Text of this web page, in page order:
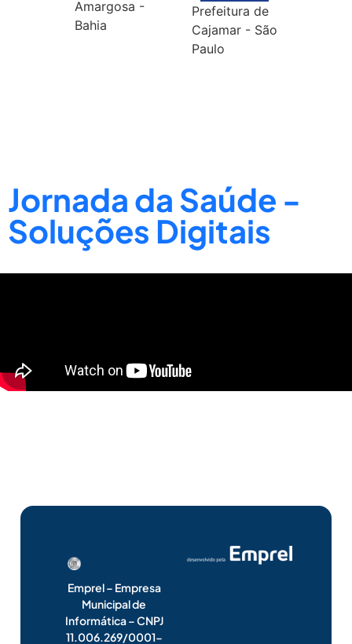
Amargosa -
Bahia
Prefeitura de
Cajamar - São
Paulo
Jornada da Saúde -
Soluções Digitais
Emprel – Empresa
Municipal de
Informática – CNPJ
11.006.269/0001-